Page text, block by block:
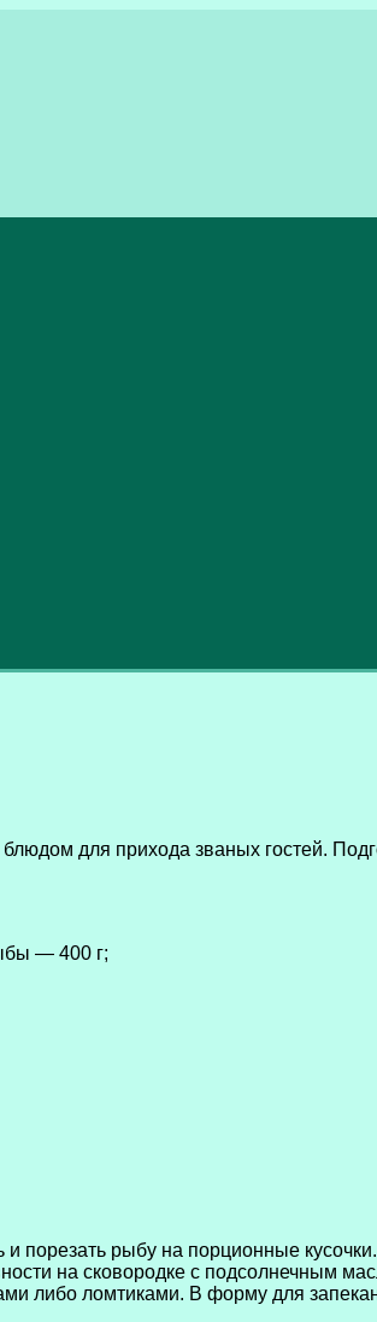
для прихода званых гостей.
— 400 г;
порезать рыбу на порционные
на сковородке с подсолнечным
либо ломтиками. В форму для